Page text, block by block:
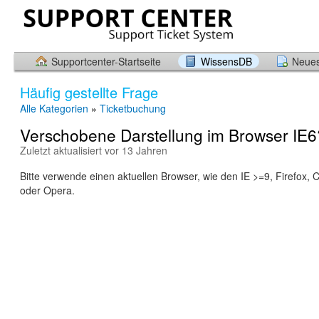
Supportcenter-Startseite WissensDB
Häufig gestellte Frage
Alle Kategorien » Ticketbuchung
Verschobene Darstellung im Browser
Zuletzt aktualisiert vor 13 Jahren
Bitte verwende einen aktuellen Browser, wie den IE >=9, Firefox,
oder Opera.